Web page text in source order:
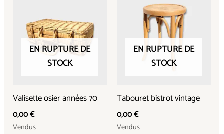
EN RUPTURE DE
STOCK
Valisette osier années 70
0,00€
Vendus
EN RUPTURE DE
STOCK
Tabouret bistrot vintage
0,00€
Vendus